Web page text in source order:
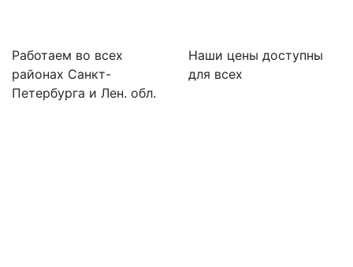
Работаем во всех
районах Санкт-
Петербурга и Лен. обл.
Наши цены доступны
для всех